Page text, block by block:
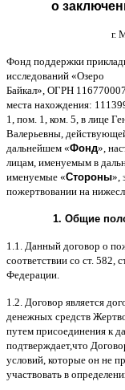
о
г.
Фонд поддержки
исследований «Озеро
Байкал», ОГРН
места нахождения:
1, пом . 1, ком . 5, в лице
Валерьевны
дальнейшем «Фонд»,
лицам именуемым в
именуемые «Стороны»,
пожертвовании на
1. Общие
1.1. Данный договор о
соответствии со ст. 582,
Федерации
1.2. Договор является
денежных средств
путем присоединения к
подтверждает,что
условий которые он не
участвовать в